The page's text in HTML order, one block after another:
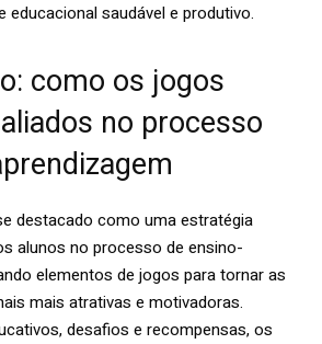
educacional saudável e produtivo.
como os jogos
no processo
destacado como uma estratégia
alunos no processo de ensino-
elementos de jogos para tornar as
mais atrativas e motivadoras.
desafios e recompensas, os